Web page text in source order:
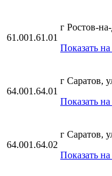
61.001.61.01
г Ростов-
Показать на
64.001.64.01
г Саратов,
Показать на
64.001.64.02
г Саратов,
Показать на